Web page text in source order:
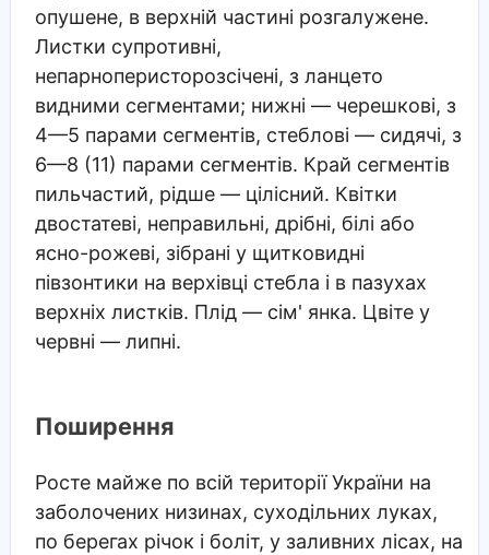
опушене, в верхній частині розгалужене.
Листки супротивні,
непарноперисторозсічені, з ланцето
видними сегментами; нижні — черешкові, з
4—5 парами сегментів, стеблові — сидячі, з
6—8 (11) парами сегментів. Край сегментів
пильчастий, рідше — цілісний. Квітки
двостатеві, неправильні, дрібні, білі або
ясно-рожеві, зібрані у щитковидні
півзонтики на верхівці стебла і в пазухах
верхніх листків. Плід — сім' янка. Цвіте у
червні — липні.
Поширення
Росте майже по всій території України на
заболочених низинах, суходільних луках,
по берегах річок і боліт, у заливних лісах, на